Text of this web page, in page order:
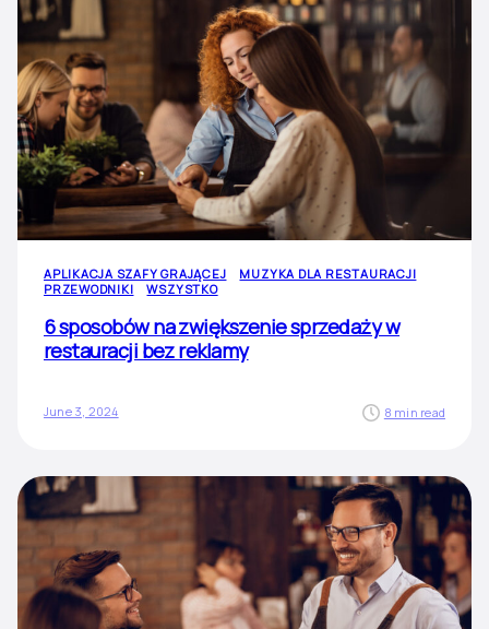
APLIKACJA SZAFY GRAJĄCEJ
MUZYKA DLA RESTAURACJI
PRZEWODNIKI
WSZYSTKO
6 sposobów na zwiększenie sprzedaży w
restauracji bez reklamy
June 3, 2024 8 min read